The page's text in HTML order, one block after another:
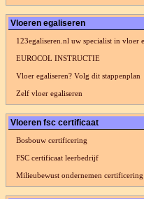
Vloeren egaliseren
123egaliseren.nl uw specialist in vloer
EUROCOL INSTRUCTIE
Vloer egaliseren? Volg dit stappenplan
Zelf vloer egaliseren
Vloeren fsc certificaat
Bosbouw certificering
FSC certificaat leerbedrijf
Milieubewust ondernemen certificering